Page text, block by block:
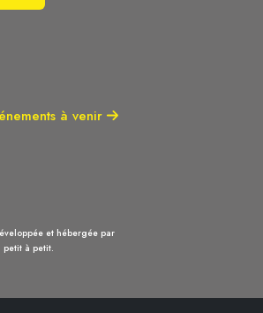
à venir
et hébergée par
à petit.